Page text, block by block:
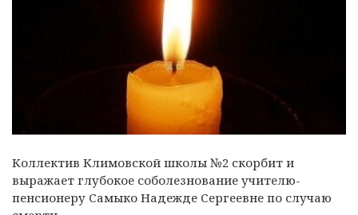
Коллектив Климовской школы №2 скорбит и
выражает глубокое соболезнование учителю-
пенсионеру Самыко Надежде Сергеевне по случаю